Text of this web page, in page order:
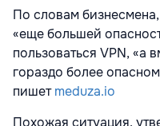
По словам бизнесмена,
«еще большей
пользоваться VPN, «а
гораздо более
пишетmeduza.io
Похожая ситуация,